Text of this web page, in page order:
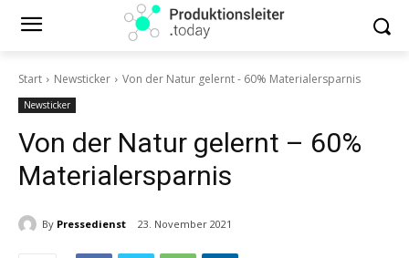
Start Newsticker Von der Natur gelernt - 60% Materialersparnis
Newsticker
Von der Natur gelernt – 60%
Materialersparnis
By Pressedienst 23. November 2021